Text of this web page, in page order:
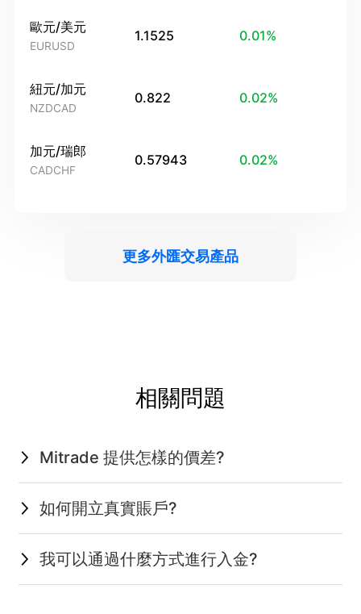
歐元/美元
EURUSD
1.1525 0.01%
紐元/加元
NZDCAD
0.822 0.02%
加元/瑞郎
CADCHF
0.57943 0.02%
更多外匯交易產品
相關問題
Mitrade 提供怎樣的價差?
如何開立真實賬戶?
我可以通過什麼方式進行入金?